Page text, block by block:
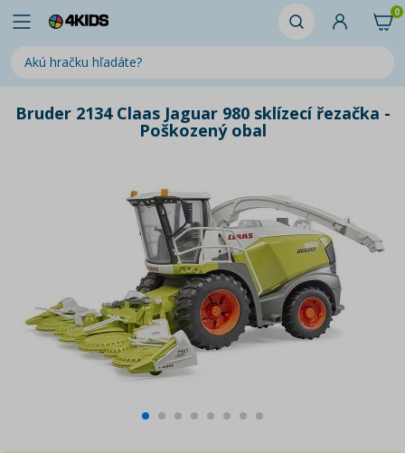
0
Bruder 2134 Claas Jaguar 980 sklízecí řezačka -
Poškozený obal